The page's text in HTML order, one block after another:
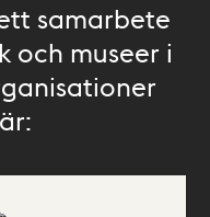
samarbete
och museer i